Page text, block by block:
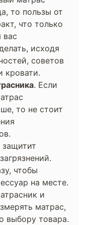
то пользы от
что только
вас
исходя
советов
кровати.
. Если
то не стоит
защитит
чтобы
на месте.
и
матрас,
выбору товара.